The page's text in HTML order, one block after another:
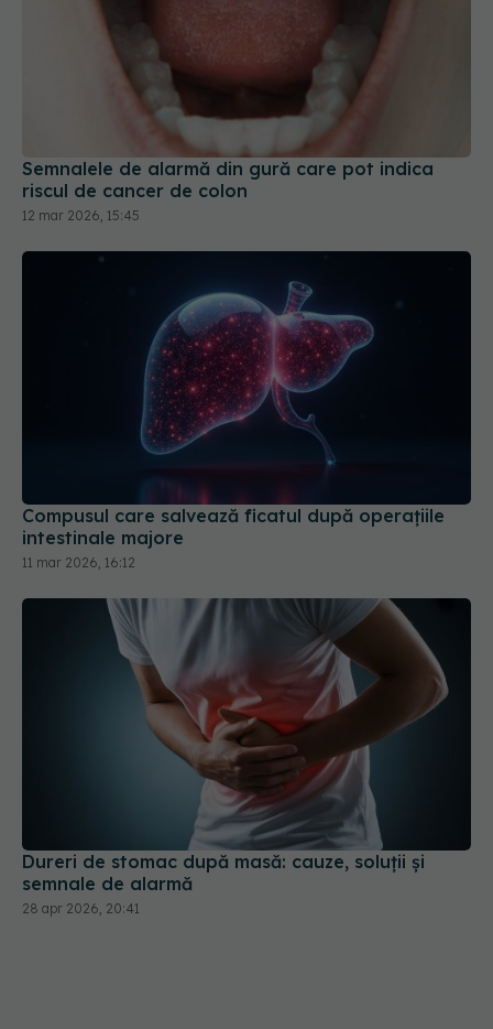
Semnalele de alarmă din gură care pot indica
riscul de cancer de colon
12 mar 2026, 15:45
Compusul care salvează ficatul după operațiile
intestinale majore
11 mar 2026, 16:12
Dureri de stomac după masă: cauze, soluții și
semnale de alarmă
28 apr 2026, 20:41